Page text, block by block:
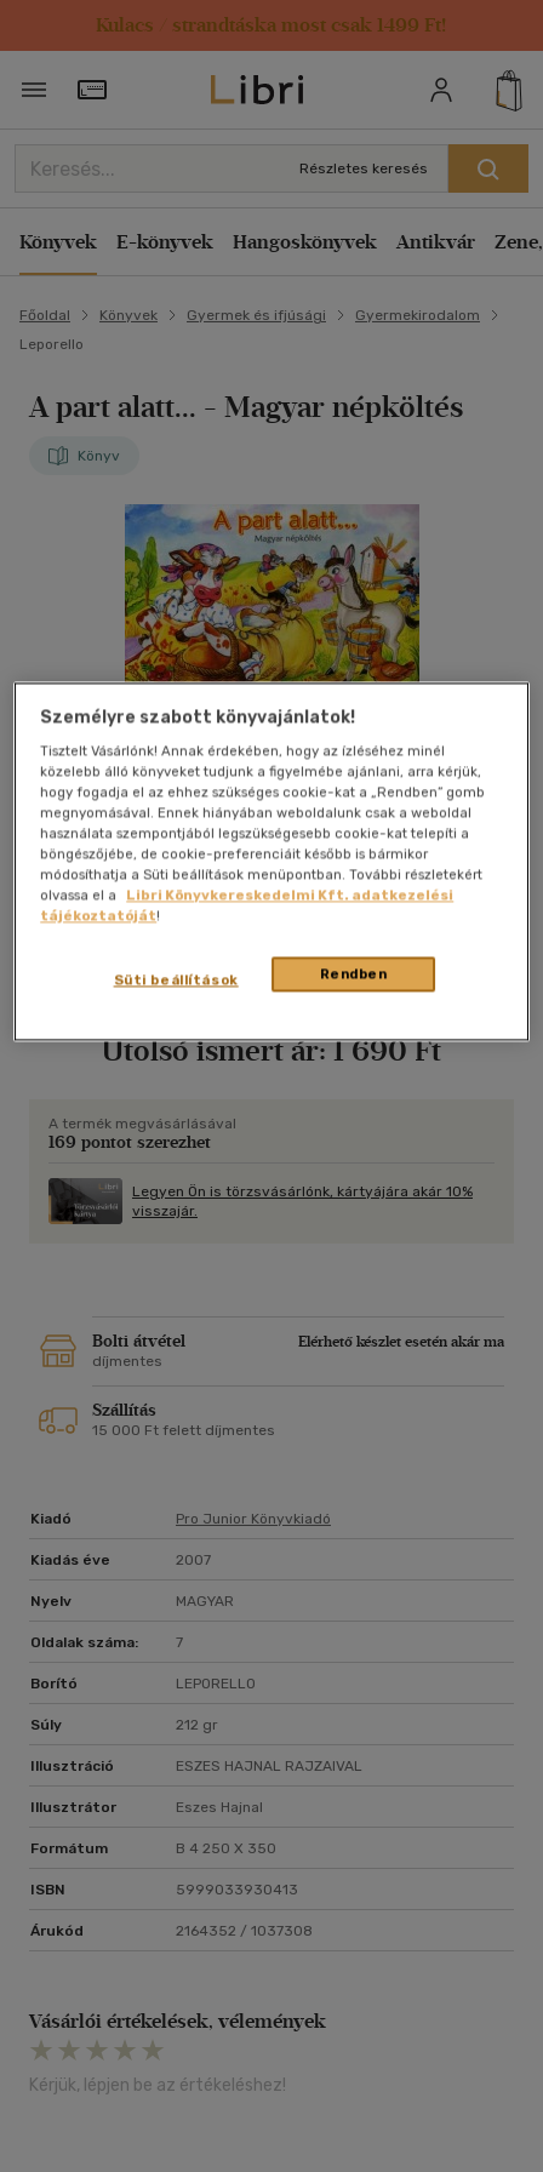
Kulacs / strandtáska most csak 1499 Ft!
Törzsvásárlói Kártya adatai
Részletes keresés
Könyvek E-könyvek Hangoskönyvek Antikvár
Főoldal Könyvek Gyermek és ifjúsági
Gyermekirodalom
Leporello
A part alatt... - Magyar népköltés
Könyv
Kívánságlistához adom Megosztom
Pro Junior Könyvkiadó|2007|magyar nyelvű| leporello|
oldal
Kedves kis könyv a magyar népköltészetből.
Utolsó ismert ár:1 690 Ft
A termék megvásárlásával
169 pontot szerezhet
Legyen Ön is törzsvásárlónk, kártyájára akár 10%
visszajár.
Bolti átvétel
Elérhető készlet esetén akár ma
díjmentes
Szállítás
15 000 Ft felett díjmentes
Kiadó Pro Junior Könyvkiadó
Kiadás éve 2007
Nyelv MAGYAR
Oldalak száma: 7
Borító LEPORELLO
Súly 212 gr
Illusztráció ESZES HAJNAL RAJZAIVAL
Illusztrátor Eszes Hajnal
Formátum B 4 250 X 350
ISBN 5999033930413
Árukód 2164352 / 1037308
Vásárlói értékelések, vélemények
Kérjük, lépjen be az értékeléshez!
Személyre szabott könyvajánlatok!
Tisztelt Vásárlónk! Annak érdekében, hogy az ízléséhez minél
közelebb álló könyveket tudjunk a figyelmébe ajánlani, arra kérjük,
hogy fogadja el az ehhez szükséges cookie-kat a „Rendben” gomb
megnyomásával. Ennek hiányában weboldalunk csak a weboldal
használata szempontjából legszükségesebb cookie-kat telepíti a
böngészőjébe, de cookie-preferenciáit később is bármikor
módosíthatja a Süti beállítások menüpontban. További részletekért
olvassa el a
Libri Könyvkereskedelmi Kft. adatkezelési
tájékoztatóját!
Rendben
Süti beállítások